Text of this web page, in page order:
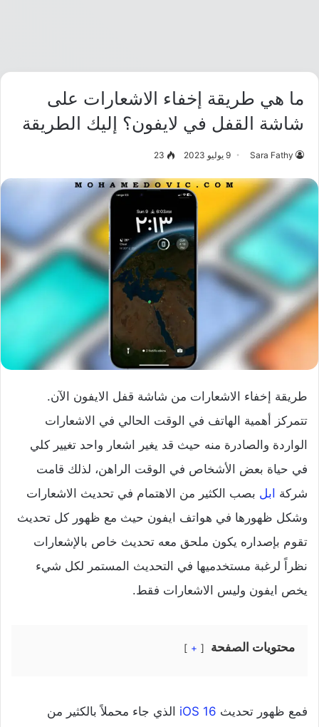
ما هي طريقة إخفاء الاشعارات على
شاشة القفل في لايفون؟ إليك الطريقة
Sara Fathy 9 يوليو 2023 23
طريقة إخفاء الاشعارات من شاشة قفل الايفون الآن.
تتمركز أهمية الهاتف في الوقت الحالي في الاشعارات
الواردة والصادرة منه حيث قد يغير اشعار واحد تغيير كلي
في حياة بعض الأشخاص في الوقت الراهن، لذلك قامت
شركة ابل بصب الكثير من الاهتمام في تحديث الاشعارات
وشكل ظهورها في هواتف ايفون حيث مع ظهور كل تحديث
تقوم بإصداره يكون ملحق معه تحديث خاص بالإشعارات
نظراً لرغبة مستخدميها في التحديث المستمر لكل شيء
يخص ايفون وليس الاشعارات فقط.
محتويات الصفحة +
فمع ظهور تحديث iOS 16 الذي جاء محملاً بالكثير من